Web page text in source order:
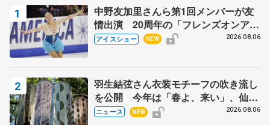
中野友加里さんら第1回メンバーが友
情出演 20周年の「フレンズオンアイ
ス」 宮本賢二さん、有川梨絵さん、
アイスショー NEW 2026.08.06
羽生結弦さん衣装モチーフの吹き流し
を公開 今年は「春よ、来い」、仙台
の瑞鳳殿
ニュース NEW 2026.08.06